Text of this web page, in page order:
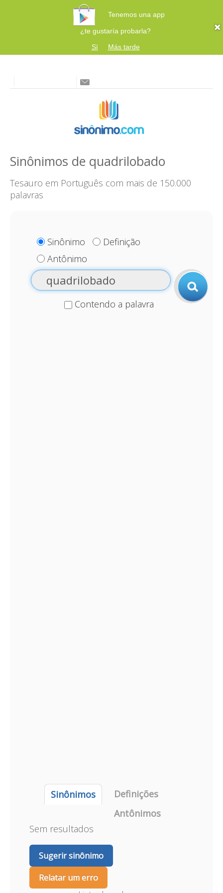
Tenemos una app
¿te gustaría probarla?
Sí
Más tarde
Sinônimos de quadrilobado
Tesauro em Português com mais de 150.000
palavras
Sinônimo
Definição
Antônimo
Contendo a palavra
Sinônimos
Definições
Antônimos
Sem resultados
Sugerir sinônimo
Relatar um erro